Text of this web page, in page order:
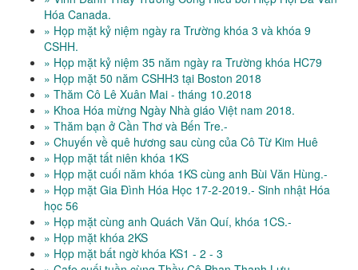
Hóa Canada.
» Họp mặt kỷ niệm ngày ra Trường khóa 3 và khóa 9
CSHH.
» Họp mặt kỷ niệm 35 năm ngày ra Trường khóa HC79
» Họp mặt 50 năm CSHH3 tại Boston 2018
» Thăm Cô Lê Xuân Mai - tháng 10.2018
» Khoa Hóa mừng Ngày Nhà giáo Việt nam 2018.
» Thăm bạn ở Cần Thơ và Bến Tre.-
» Chuyến về quê hương sau cùng của Cô Từ Kim Huê
» Họp mặt tất niên khóa 1KS
» Họp mặt cuối năm khóa 1KS cùng anh Bùi Văn Hùng.-
» Họp mặt Gia Đình Hóa Học 17-2-2019.- Sinh nhật Hóa
học 56
» Họp mặt cùng anh Quách Văn Quí, khóa 1CS.-
» Họp mặt khóa 2KS
» Họp mặt bất ngờ khóa KS1 - 2 - 3